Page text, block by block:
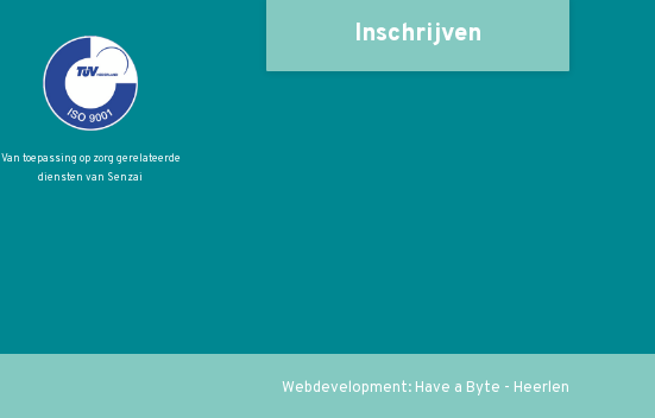
Van toepassing op zorg gerelateerde
diensten van Senzai
Webdevelopment: Have a Byte - Heerlen